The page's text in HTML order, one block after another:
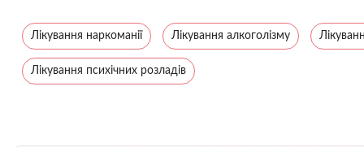
Лікування наркоманії Лікування алкоголізму
Лікування психічних розладів